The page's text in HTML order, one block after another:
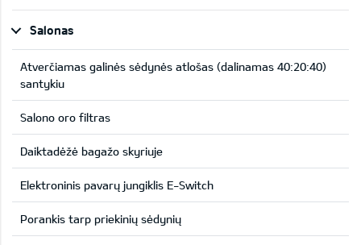
Salonas
Atverčiamas galinės sėdynės atlošas (dalinamas 40:20:40)
santykiu
Salono oro filtras
Daiktadėžė bagažo skyriuje
Elektroninis pavarų jungiklis E-Switch
Porankis tarp priekinių sėdynių